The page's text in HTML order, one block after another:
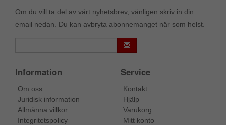
Om du vill ta del av vårt nyhetsbrev, vänligen skriv in din
email nedan. Du kan avbryta abonnemanget när som helst.
Information
Om oss
Juridisk information
Allmänna villkor
Integritetspolicy
Service
Kontakt
Hjälp
Varukorg
Mitt konto